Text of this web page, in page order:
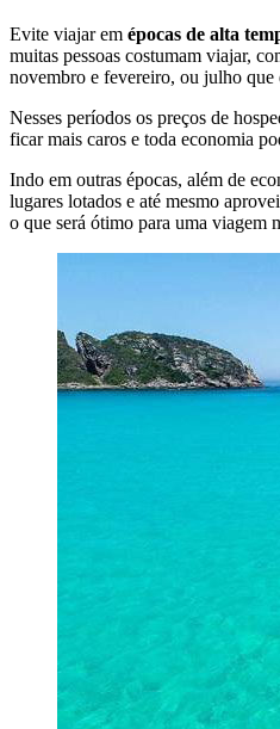
Evite viajar em épocas de alta
muitas pessoas costumam viajar,
novembro e fevereiro, ou julho que
Nesses períodos os preços de
ficar mais caros e toda economia
Indo em outras épocas, além de
lugares lotados e até mesmo
o que será ótimo para uma viagem